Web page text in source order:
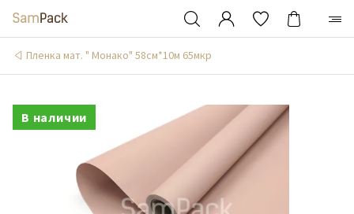
Пленка мат. " Монако" 58см*10м 65мкр
В наличии